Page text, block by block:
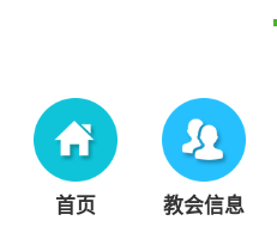
首页 教会信息